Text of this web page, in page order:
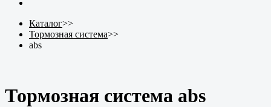
Каталог>>
Тормозная система>>
abs
Тормозная система abs